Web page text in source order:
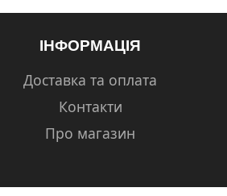
ІНФОРМАЦІЯ
Доставка та оплата
Контакти
Про магазин